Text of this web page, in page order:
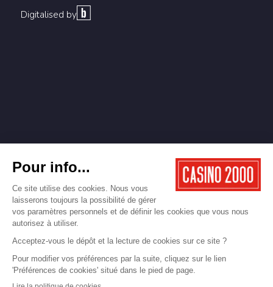
Digitalised by